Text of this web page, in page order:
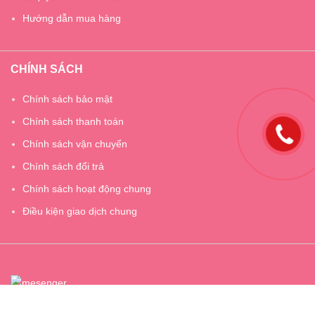
Hướng dẫn mua hàng
CHÍNH SÁCH
Chính sách bảo mật
Chính sách thanh toán
Chính sách vận chuyển
Chính sách đổi trả
Chính sách hoạt động chung
Điều kiện giao dịch chung